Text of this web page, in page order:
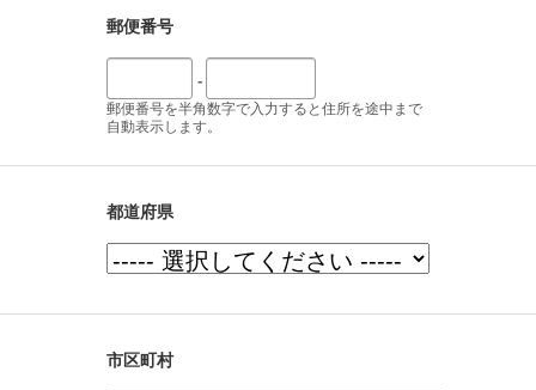
郵便番号
-
郵便番号を半角数字で入力すると住所を途中まで
自動表示します。
都道府県
市区町村